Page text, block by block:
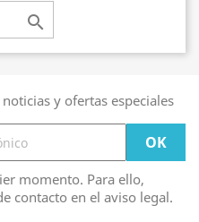

y ofertas especiales
momento. Para ello,
contacto en el aviso legal.